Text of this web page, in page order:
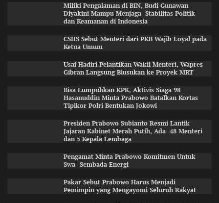
Miliki Pengalaman di BIN, Budi Gunawan
Diyakini Mampu Menjaga Stabilitas Politik
dan Keamanan di Indonesia
CSIIS Sebut Menteri dari PKB Wajib Loyal pada
Ketua Umum
Usai Hadiri Pelantikan Wakil Menteri, Wapres
Gibran Langsung Blusukan ke Proyek MRT
Bisa Lumpuhkan KPK, Aktivis Siaga 98
Hasanuddin Minta Prabowo Batalkan Kortas
Tipikor Polri Bentukan Jokowi
Presiden Prabowo Subianto Resmi Lantik
Jajaran Kabinet Merah Putih, Ada 48 Menteri
dan 5 Kepala Lembaga
Pengamat Minta Prabowo Komitmen Untuk
Swa -Sembada Energi
Pakar Sebut Prabowo Harus Menjadi
Pemimpin yang Mengayomi Seluruh Rakyat